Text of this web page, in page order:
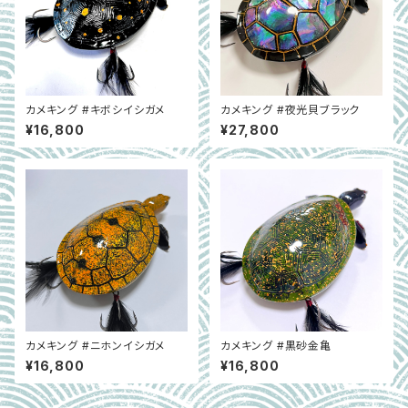
カメキング #キボシイシガメ
¥16,800
カメキング #夜光貝ブラック
¥27,800
カメキング #ニホンイシガメ
¥16,800
カメキング #黒砂金亀
¥16,800